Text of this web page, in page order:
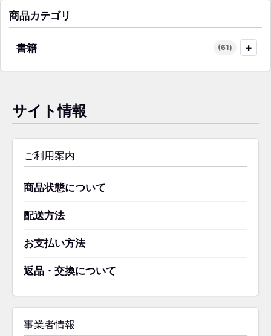
商品カテゴリ
書籍 +
6161
サイト情報
ご利用案内
商品状態について
配送方法
お支払い方法
返品・交換について
事業者情報